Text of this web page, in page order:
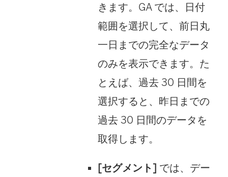
きます。GA では、日付
範囲を選択して、前日丸
一日までの完全なデータ
のみを表示できます。た
とえば、過去 30 日間を
選択すると、昨日までの
過去 30 日間のデータを
取得します。
[セグメント] では、デー